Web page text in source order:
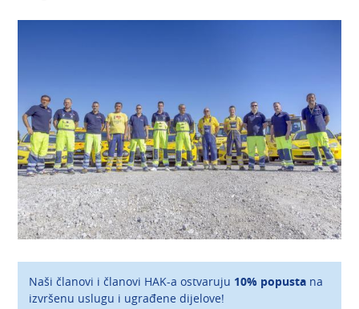
Naši članovi i članovi HAK-a ostvaruju 10% popusta na
izvršenu uslugu i ugrađene dijelove!